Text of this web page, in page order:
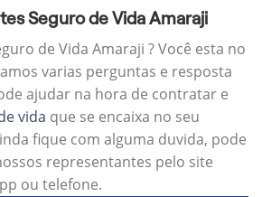
Seguro de Vida Amaraji
de Vida Amaraji ? Você esta no
varias perguntas e resposta
ajudar na hora de contratar e
vida que se encaixa no seu
fique com alguma duvida, pode
representantes pelo site
ou telefone.